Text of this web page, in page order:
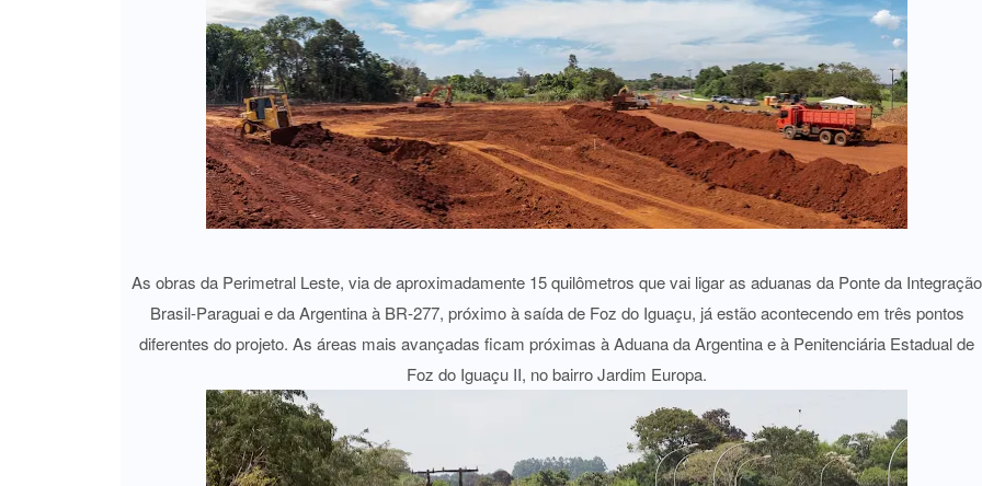
As obras da Perimetral Leste, via de aproximadamente 15 quilômetros que vai ligar as aduanas da Ponte da Integração
Brasil-Paraguai e da Argentina à BR-277, próximo à saída de Foz do Iguaçu, já estão acontecendo em três pontos
diferentes do projeto. As áreas mais avançadas ficam próximas à Aduana da Argentina e à Penitenciária Estadual de
Foz do Iguaçu II, no bairro Jardim Europa.